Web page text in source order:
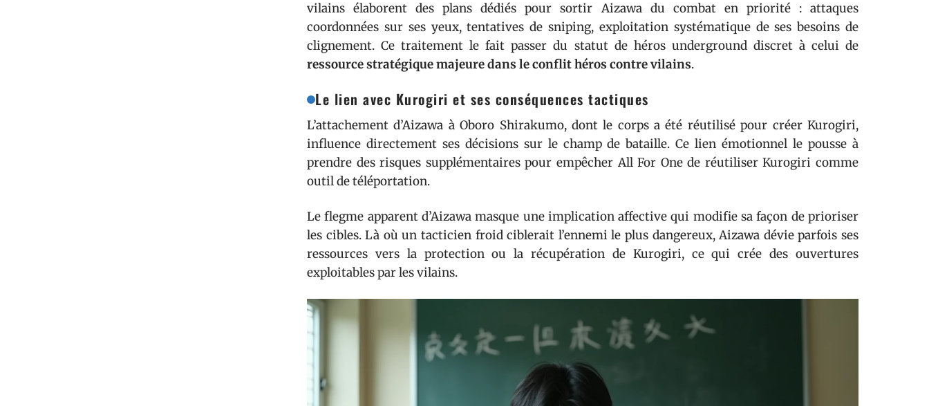
vilains élaborent des plans dédiés pour sortir Aizawa du combat en priorité : attaques
coordonnées sur ses yeux, tentatives de sniping, exploitation systématique de ses besoins de
clignement. Ce traitement le fait passer du statut de héros underground discret à celui de
ressource stratégique majeure dans le conflit héros contre vilains.
Le lien avec Kurogiri et ses conséquences tactiques
L’attachement d’Aizawa à Oboro Shirakumo, dont le corps a été réutilisé pour créer Kurogiri,
influence directement ses décisions sur le champ de bataille. Ce lien émotionnel le pousse à
prendre des risques supplémentaires pour empêcher All For One de réutiliser Kurogiri comme
outil de téléportation.
Le flegme apparent d’Aizawa masque une implication affective qui modifie sa façon de prioriser
les cibles. Là où un tacticien froid ciblerait l’ennemi le plus dangereux, Aizawa dévie parfois ses
ressources vers la protection ou la récupération de Kurogiri, ce qui crée des ouvertures
exploitables par les vilains.